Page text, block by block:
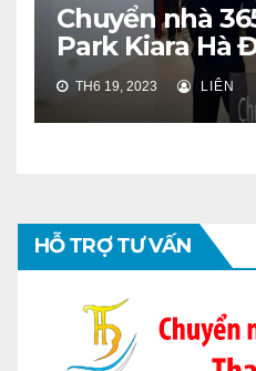
Chuyển nhà
Park Kiara Hà
TH6 19, 2023 LIÊN
HỖ TRỢ TƯ VẤN